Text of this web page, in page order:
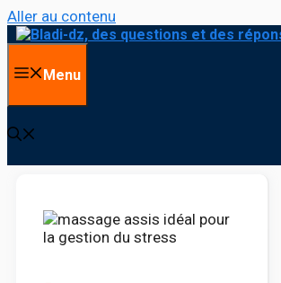
Aller au contenu
Menu